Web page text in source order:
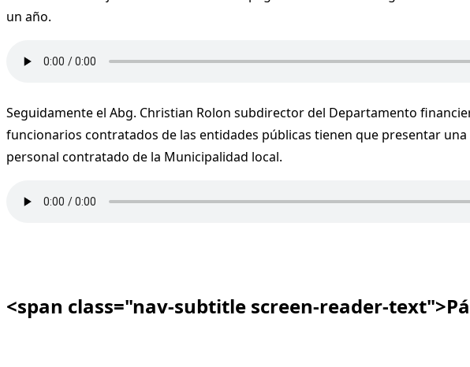
un año.
Seguidamente el Abg. Christian Rolon subdirector del Departamento
funcionarios contratados de las entidades públicas tienen que presentar
personal contratado de la Municipalidad local.
<span class="nav-subtitle screen-reader-